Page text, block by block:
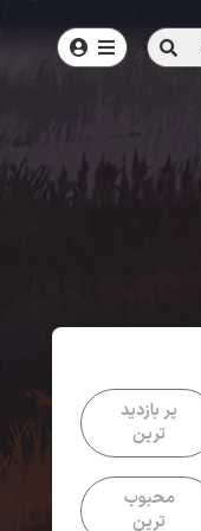
پر بازدید
ترین
محبوب
ترین